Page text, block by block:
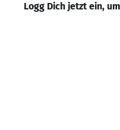
Logg Dich jetzt ein,